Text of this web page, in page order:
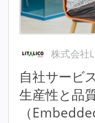
株式会社
自社サービ
生産性と品
（